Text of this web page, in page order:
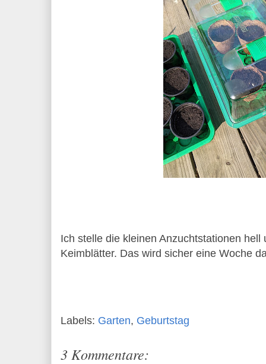
Ich stelle die kleinen Anzuchtstationen hell
Keimblätter. Das wird sicher eine Woche
Labels: Garten, Geburtstag
3 Kommentare: